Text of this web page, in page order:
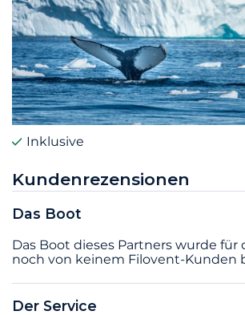
Inklusive
Kundenrezensionen
Das Boot
Das Boot dieses Partners wurde für
noch von keinem Filovent-Kunden
Der Service